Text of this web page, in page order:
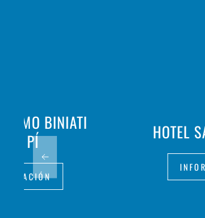
HOTEL
BINIATI
DES PÍ